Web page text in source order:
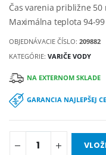
Čas varenia približne
Maximálna teplota 94-99
OBJEDNÁVACIE ČÍSLO:209882
KATEGÓRIE:VARIČE VODY
NA EXTERNOM SKLADE
GARANCIA NAJLEPŠEJ